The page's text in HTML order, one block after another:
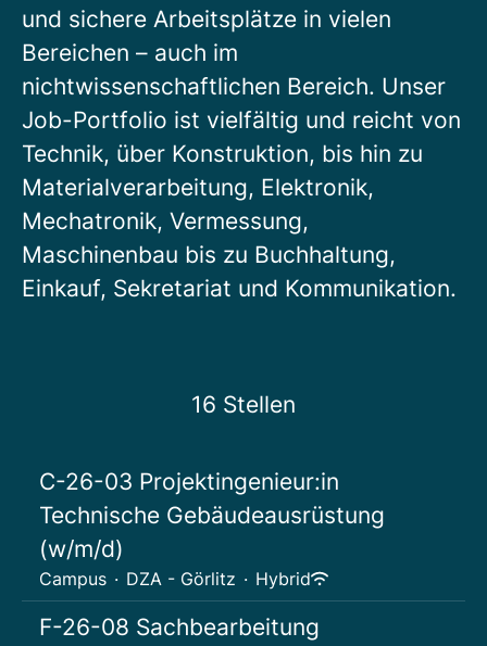
und sichere Arbeitsplätze in vielen
Bereichen – auch im
nichtwissenschaftlichen Bereich. Unser
Job-Portfolio ist vielfältig und reicht von
Technik, über Konstruktion, bis hin zu
Materialverarbeitung, Elektronik,
Mechatronik, Vermessung,
Maschinenbau bis zu Buchhaltung,
Einkauf, Sekretariat und Kommunikation.
16 Stellen
C-26-03 Projektingenieur:in
Technische Gebäudeausrüstung
(w/m/d)
Campus · DZA - Görlitz · Hybrid
F-26-08 Sachbearbeitung